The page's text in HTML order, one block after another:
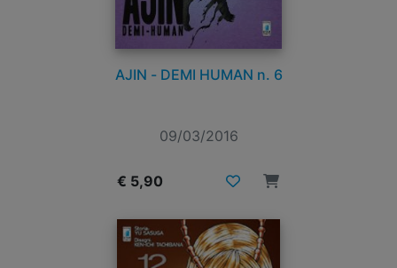
AJIN - DEMI HUMAN n. 6
09/03/2016
€ 5,90